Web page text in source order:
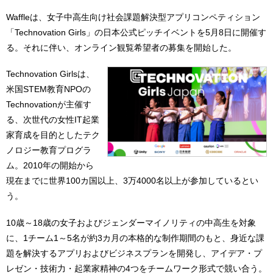
Waffleは、女子中高生向け社会課題解決型アプリコンペティション
「Technovation Girls」の日本公式ピッチイベントを5月8日に開催す
る。それに伴い、オンライン観覧希望者の募集を開始した。
Technovation Girlsは、
米国STEM教育NPOの
Technovationが主催す
る、次世代の女性IT起業
家育成を目的としたテク
ノロジー教育プログラ
ム。2010年の開始から
現在までに世界100カ国以上、3万4000名以上が参加しているとい
う。
10歳～18歳の女子およびジェンダーマイノリティの中高生を対象
に、1チーム1～5名が約3カ月の本格的な制作期間のもと、身近な課
題を解決するアプリおよびビジネスプランを開発し、アイデア・プ
レゼン・技術力・起業家精神の4つをチームワーク形式で競い合う。